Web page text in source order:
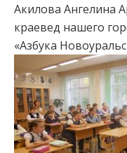
Акилова Ангелина
краевед нашего
«Азбука